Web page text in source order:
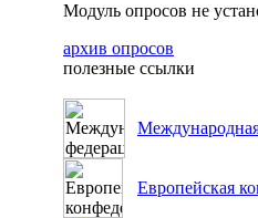
Модуль опросов не
архив опросов
полезные ссылки
Европейская